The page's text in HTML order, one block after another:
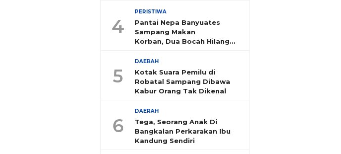
4
PERISTIWA
Pantai Nepa Banyuates
Sampang Makan
Korban, Dua Bocah Hilang
5
DAERAH
Kotak Suara Pemilu di
Robatal Sampang Dibawa
Kabur Orang Tak Dikenal
6
DAERAH
Tega, Seorang Anak Di
Bangkalan Perkarakan Ibu
Kandung Sendiri